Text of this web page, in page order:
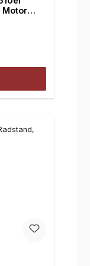
Motor